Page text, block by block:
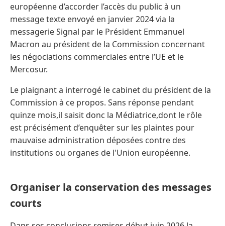
européenne d’accorder l’accès du public à un
message texte envoyé en janvier 2024 via la
messagerie Signal par le Président Emmanuel
Macron au président de la Commission concernant
les négociations commerciales entre l’UE et le
Mercosur.
Le plaignant a interrogé le cabinet du président de la
Commission à ce propos. Sans réponse pendant
quinze mois,il saisit donc la Médiatrice,dont le rôle
est précisément d’enquêter sur les plaintes pour
mauvaise administration déposées contre des
institutions ou organes de l'Union européenne.
Organiser la conservation des messages
courts